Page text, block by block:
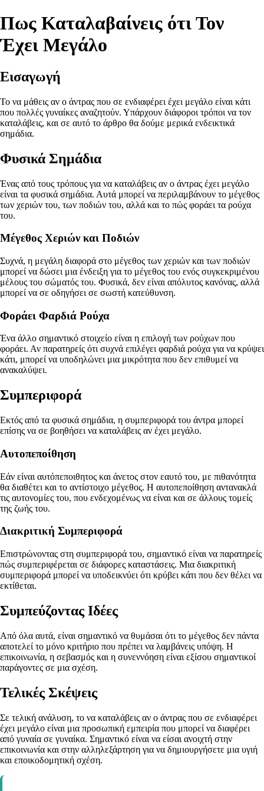
Πως Καταλαβαίνεις ότι Τον
Έχει Μεγάλο
Εισαγωγή
Το να μάθεις αν ο άντρας που σε ενδιαφέρει έχει μεγάλο είναι κάτι
που πολλές γυναίκες αναζητούν. Υπάρχουν διάφοροι τρόποι να τον
καταλάβεις, και σε αυτό το άρθρο θα δούμε μερικά ενδεικτικά
σημάδια.
Φυσικά Σημάδια
Ένας από τους τρόπους για να καταλάβεις αν ο άντρας έχει μεγάλο
είναι τα φυσικά σημάδια. Αυτά μπορεί να περιλαμβάνουν το μέγεθος
των χεριών του, των ποδιών του, αλλά και το πώς φοράει τα ρούχα
του.
Μέγεθος Χεριών και Ποδιών
Συχνά, η μεγάλη διαφορά στο μέγεθος των χεριών και των ποδιών
μπορεί να δώσει μια ένδειξη για το μέγεθος του ενός συγκεκριμένου
μέλους του σώματός του. Φυσικά, δεν είναι απόλυτος κανόνας, αλλά
μπορεί να σε οδηγήσει σε σωστή κατεύθυνση.
Φοράει Φαρδιά Ρούχα
Ένα άλλο σημαντικό στοιχείο είναι η επιλογή των ρούχων που
φοράει. Αν παρατηρείς ότι συχνά επιλέγει φαρδιά ρούχα για να κρύψει
κάτι, μπορεί να υποδηλώνει μια μικρότητα που δεν επιθυμεί να
ανακαλύψει.
Συμπεριφορά
Εκτός από τα φυσικά σημάδια, η συμπεριφορά του άντρα μπορεί
επίσης να σε βοηθήσει να καταλάβεις αν έχει μεγάλο.
Αυτοπεποίθηση
Εάν είναι αυτόπεποιθητος και άνετος στον εαυτό του, με πιθανότητα
θα διαθέτει και το αντίστοιχο μέγεθος. Η αυτοπεποίθηση αντανακλά
τις αυτονομίες του, που ενδεχομένως να είναι και σε άλλους τομείς
της ζωής του.
Διακριτική Συμπεριφορά
Επιστρώνοντας στη συμπεριφορά του, σημαντικό είναι να παρατηρείς
πώς συμπεριφέρεται σε διάφορες καταστάσεις. Μια διακριτική
συμπεριφορά μπορεί να υποδεικνύει ότι κρύβει κάτι που δεν θέλει να
εκτίθεται.
Συμπεύζοντας Ιδέες
Από όλα αυτά, είναι σημαντικό να θυμάσαι ότι το μέγεθος δεν πάντα
αποτελεί το μόνο κριτήριο που πρέπει να λαμβάνεις υπόψη. Η
επικοινωνία, η σεβασμός και η συνεννόηση είναι εξίσου σημαντικοί
παράγοντες σε μια σχέση.
Τελικές Σκέψεις
Σε τελική ανάλυση, το να καταλάβεις αν ο άντρας που σε ενδιαφέρει
έχει μεγάλο είναι μια προσωπική εμπειρία που μπορεί να διαφέρει
από γυναία σε γυναίκα. Σημαντικό είναι να είσαι ανοιχτή στην
επικοινωνία και στην αλληλεξάρτηση για να δημιουργήσετε μια υγιή
και εποικοδομητική σχέση.